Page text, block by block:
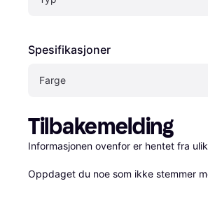
Spesifikasjoner
Farge
Tilbakemelding
Informasjonen ovenfor er hentet fra
Oppdaget du noe som ikke stemmer